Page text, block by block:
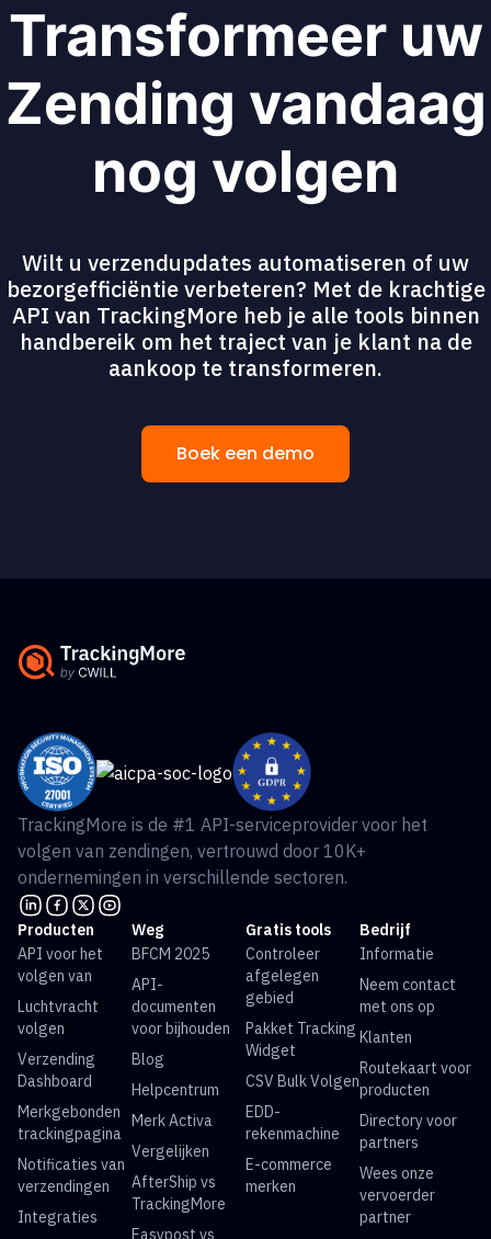
Transformeer uw
Zending vandaag
nog volgen
Wilt u verzendupdates automatiseren of uw
bezorgefficiëntie verbeteren? Met de krachtige
API van TrackingMore heb je alle tools binnen
handbereik om het traject van je klant na de
aankoop te transformeren.
Boek een demo
TrackingMore is de #1 API-serviceprovider voor het
volgen van zendingen, vertrouwd door 10K+
ondernemingen in verschillende sectoren.
Producten
API voor het
volgen van
Luchtvracht
volgen
Verzending
Dashboard
Merkgebonden
trackingpagina
Notificaties van
verzendingen
Integraties
Weg
BFCM 2025
API-
documenten
voor bijhouden
Blog
Helpcentrum
Merk Activa
Vergelijken
AfterShip vs
TrackingMore
Easypost vs
Gratis tools
Controleer
afgelegen
gebied
Pakket Tracking
Widget
CSV Bulk Volgen
EDD-
rekenmachine
E-commerce
merken
Bedrijf
Informatie
Neem contact
met ons op
Klanten
Routekaart voor
producten
Directory voor
partners
Wees onze
vervoerder
partner